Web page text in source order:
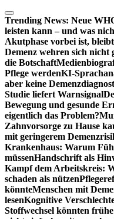
Zum
Inhalt
springen
Trending News: Neue
leisten kann – und was
Akutphase vorbei ist,
Demenz wehren sich nicht
die Botschaft
Pflege werdenKI-
aber keine
Studie liefert Warnsignal
Bewegung und gesunde
eigentlich das Problem?
Zahnvorsorge zu Hause
mit geringerem
Krankenhaus: Warum
müssenHandschrift als
Kampf dem Arbeitskreis:
schaden als nützen
könnteMenschen mit
lesenKognitive
Stoffwechsel könnten